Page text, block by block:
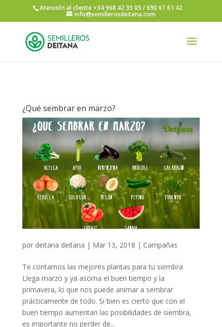
Atención al cliente +34 968 42 35 05 / 690 61 61 42
info@semillerosdeitana.com
¿Qué sembrar en marzo?
por deitana deitana | Mar 13, 2018 | Campañas
Te contamos las mejores plantas para tu siembra
Llega marzo y ya asoma el buen tiempo y la
primavera, lo que nos puede animar a sembrar
prácticamente de todo. Si bien es cierto que con el
buen tiempo aumentan las posibilidades de siembra,
es importante no perder de...